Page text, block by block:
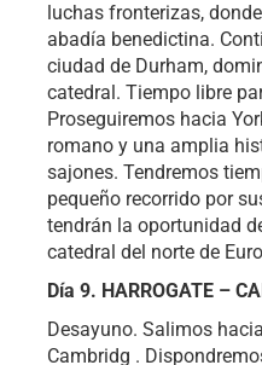
luchas fronterizas,
abadía benedictina.
ciudad de Durham,
catedral. Tiempo libre
Proseguiremos hacia
romano y una amplia
sajones. Tendremos
pequeño recorrido por
tendrán la oportunidad
catedral del norte de
Día 9. HARROGATE –
Desayuno. Salimos
Cambridg .